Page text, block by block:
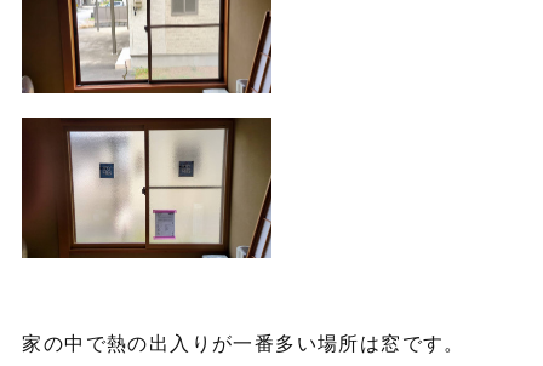
家の中で熱の出入りが一番多い場所は窓です。